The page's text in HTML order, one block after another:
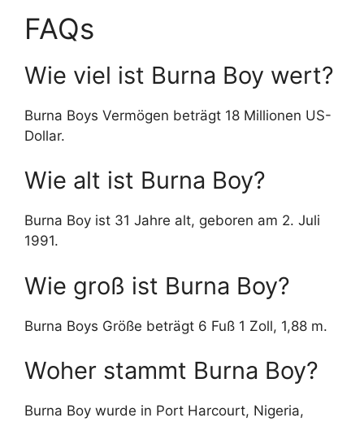
FAQs
Wie viel ist Burna Boy wert?
Burna Boys Vermögen beträgt 18 Millionen US-
Dollar.
Wie alt ist Burna Boy?
Burna Boy ist 31 Jahre alt, geboren am 2. Juli
1991.
Wie groß ist Burna Boy?
Burna Boys Größe beträgt 6 Fuß 1 Zoll, 1,88 m.
Woher stammt Burna Boy?
Burna Boy wurde in Port Harcourt, Nigeria,